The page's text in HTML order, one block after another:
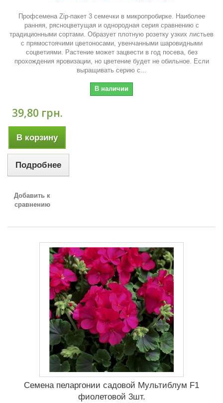
Профсемена Zip-пакет 3 семечки в микропробирке. Наиболее
ранняя, рясноцветущая и однородная серия сравнению с
традиционными сортами. Образует плотную розетку узких листьев
с прямостоячими цветоносами, увенчанными шаровидными
соцветиями. Растение может зацвести в год посева, без
прохождения яровизации, но цветение будет не обильное. Если
выращивать серию с...
В наличии
39,80 грн.
В корзину
Подробнее
Добавить к
сравнению
Семена пеларгонии садовой Мультиблум F1
фиолетовой 3шт.